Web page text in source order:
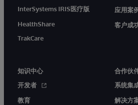
InterSystems IRIS医疗版
HealthShare
TrakCare
应用案
客户成
知识中心
开发者
教育
合作伙
系统集
解决方